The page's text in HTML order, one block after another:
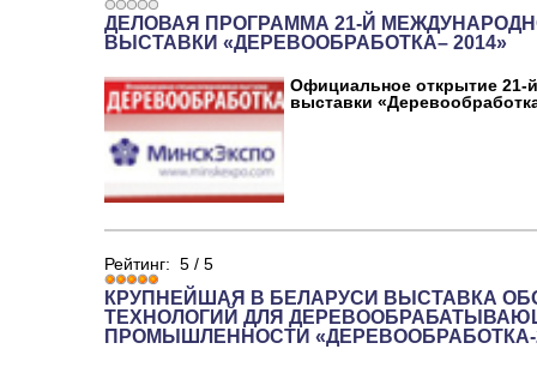
ДЕЛОВАЯ ПРОГРАММА 21-Й
ВЫСТАВКИ «ДЕРЕВООБРАБОТКА– 2014»
Официальное открытие 21-
выставки
Рейтинг: 5 / 5
КРУПНЕЙШАЯ В БЕЛАРУСИ ВЫСТАВКА
ТЕХНОЛОГИЙ ДЛЯ
ПРОМЫШЛЕННОСТИ «ДЕРЕВООБРАБОТКА-